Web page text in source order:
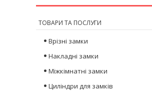
ТОВАРИ ТА ПОСЛУГИ
Врізні замки
Накладні замки
Міжкімнатні замки
Циліндри для замків